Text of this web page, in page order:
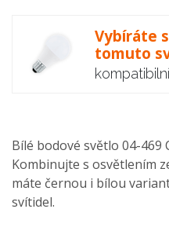
Vybíráte
tomuto
kompatibilní
Bílé bodové světlo 04-469
Kombinujte s osvětlením
máte černou i bílou
svítidel.